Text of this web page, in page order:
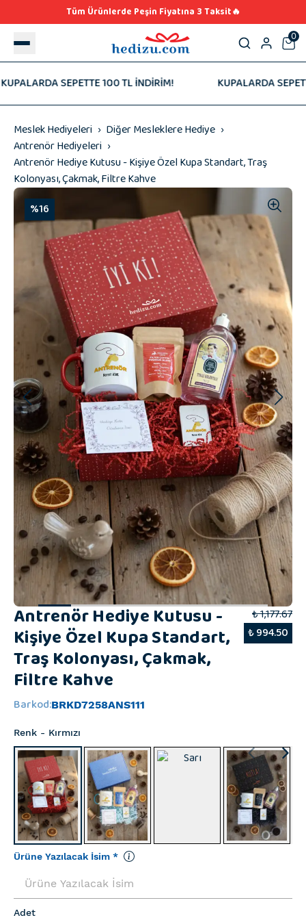
Tüm Ürünlerde Peşin Fiyatına 3 Taksit🔥
0
SEPETTE 100 TL İNDİRİM! KUPALARDA
Meslek Hediyeleri
Diğer Mesleklere Hediye
Antrenör Hediyeleri
Antrenör Hediye Kutusu - Kişiye Özel Kupa Standart, Traş
Kolonyası, Çakmak, Filtre Kahve
%16
Antrenör Hediye Kutusu -
Kişiye Özel Kupa Standart,
Traş Kolonyası, Çakmak,
Filtre Kahve
₺ 1,177.67
₺ 994.50
Barkod:BRKD7258ANS111
Renk - Kırmızı
Ürüne Yazılacak İsim *
Adet